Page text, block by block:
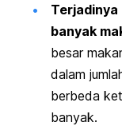
banyak
besar
dalam
berbeda
banyak.